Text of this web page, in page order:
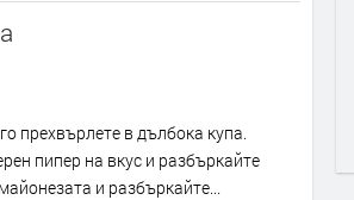
прехвърлете в дълбока купа.
пипер на вкус и разбъркайте
и разбъркайте...